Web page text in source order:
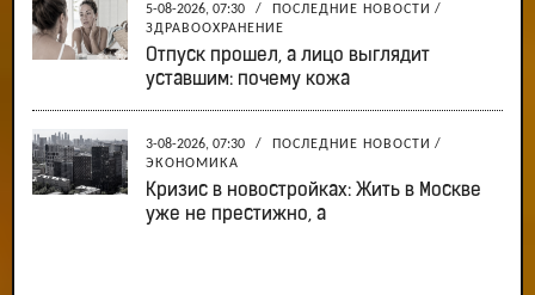
5-08-2026, 07:30 / ПОСЛЕДНИЕ НОВОСТИ /
ЗДРАВООХРАНЕНИЕ
Отпуск прошел, а лицо выглядит
уставшим: почему кожа
3-08-2026, 07:30 / ПОСЛЕДНИЕ НОВОСТИ /
ЭКОНОМИКА
Кризис в новостройках: Жить в Москве
уже не престижно, а